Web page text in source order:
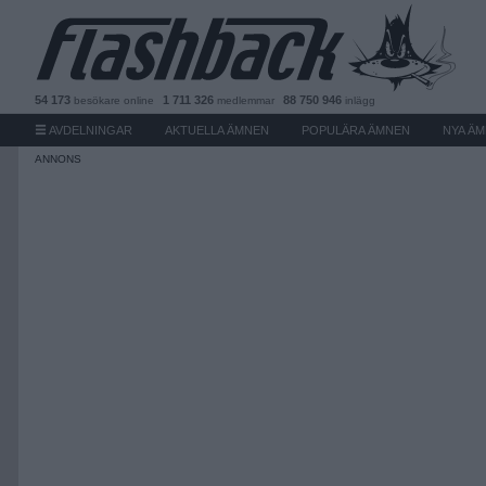
54 173 besökare online 1 711 326 medlemmar 88 750 946 inlägg
AVDELNINGAR AKTUELLA ÄMNEN POPULÄRA ÄMNEN NYA